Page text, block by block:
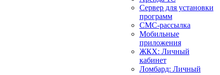
Сервер для установки
программ
СМС-рассылка
Мобильные
приложения
ЖКХ: Личный
кабинет
Ломбард: Личный